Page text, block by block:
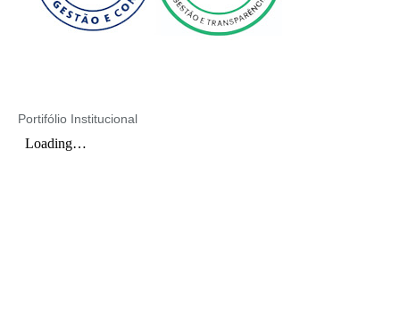
Portifólio Institucional